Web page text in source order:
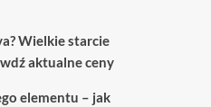
Wielkie starcie
aktualne ceny
elementu – jak